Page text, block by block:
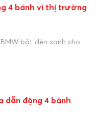
4 bánh vì thị trường
bật đèn xanh cho
dẫn động 4 bánh